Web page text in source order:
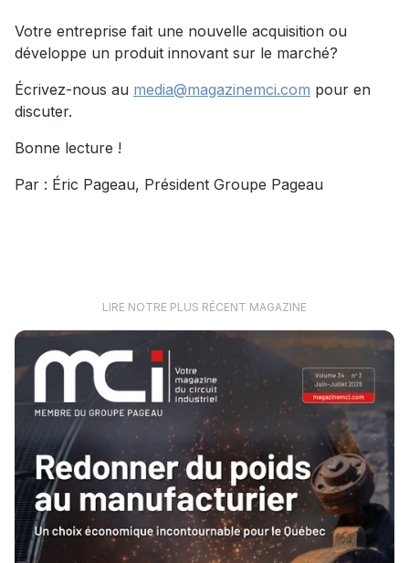
Votre entreprise fait une nouvelle acquisition ou
développe un produit innovant sur le marché?
Écrivez-nous au media@magazinemci.com pour en
discuter.
Bonne lecture !
Par : Éric Pageau, Président Groupe Pageau
LIRE NOTRE PLUS RÉCENT MAGAZINE